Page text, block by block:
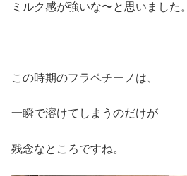
ミルク感が強いな〜と思いました。
この時期のフラペチーノは、
一瞬で溶けてしまうのだけが
残念なところですね。